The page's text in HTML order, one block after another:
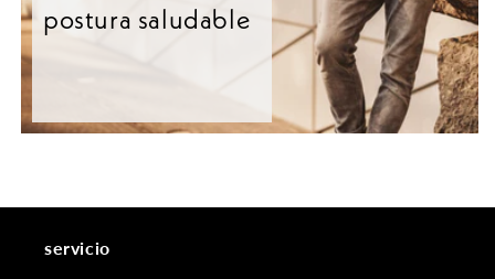
postura saludable
servicio